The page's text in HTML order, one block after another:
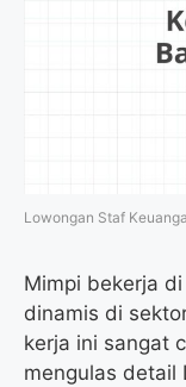
Lowongan Staf
Mimpi bekerja
dinamis di
kerja ini sangat
mengulas detail